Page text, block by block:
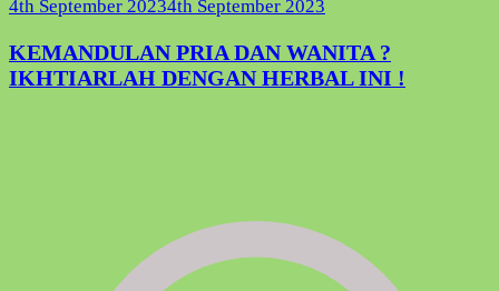
4th September 20234th September 2023
KEMANDULAN PRIA DAN WANITA ?
IKHTIARLAH DENGAN HERBAL INI !